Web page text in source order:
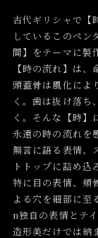
古代ギリシャで【
しているこのペン
間】をテーマに製
【時の流れ】は
頭蓋骨は風化によ
く。歯は抜け落ち
く。そんな【時】
永遠の時の流れを
無言に語る表情、
トトップに詰め込
特に目の表情、頬
よる穴を細部に
n独自の表情とテ
造形美だけでは納